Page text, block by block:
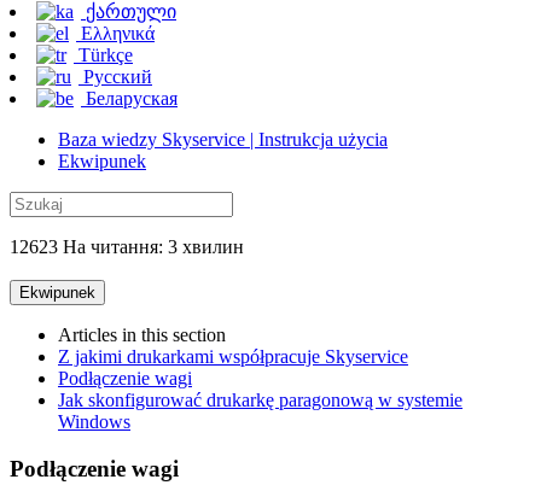
ქართული
Ελληνικά
Türkçe
Русский
Беларуская
Baza wiedzy Skyservice | Instrukcja użycia
Ekwipunek
12623 На читання: 3 хвилин
Ekwipunek
Articles in this section
Z jakimi drukarkami współpracuje Skyservice
Podłączenie wagi
Jak skonfigurować drukarkę paragonową w systemie
Windows
Podłączenie wagi